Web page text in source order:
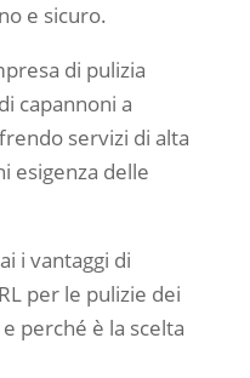
e sicuro.
di pulizia
capannoni a
servizi di alta
esigenza delle
i vantaggi di
per le pulizie dei
perché è la scelta